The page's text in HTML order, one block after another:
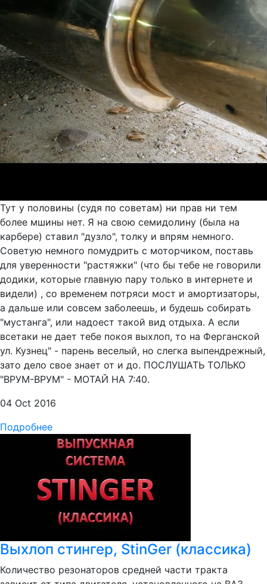
Тут у половины (судя по советам) ни прав ни тем
более мшины нет. Я на свою семидолину (была на
карбере) ставил "дузло", толку и впрям немного.
Советую немного помудрить с моторчиком, поставь
для уверенности "растяжки" (что бы тебе не говорили
додики, которые главную пару только в интернете и
видели) , со временем потряси мост и амортизаторы,
а дальше или совсем заболеешь, и будешь собирать
"мустанга", или надоест такой вид отдыха. А если
всетаки не дает тебе покоя выхлоп, то на Ферганской
ул. Кузнец" - парень веселый, но слегка выпендрежный,
зато дело свое знает от и до. ПОСЛУШАТЬ ТОЛЬКО
"ВРУМ-ВРУМ" - МОТАЙ НА 7:40.
04 Oct 2016
Подробнее
Выхлоп стингер, StinGer (классика)
Количество резонаторов средней части тракта